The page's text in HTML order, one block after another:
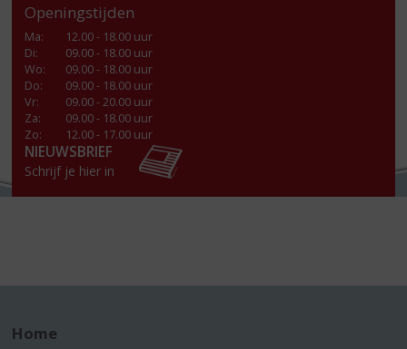
Openingstijden
Ma:
12.00 - 18.00 uur
Di:
09.00 - 18.00 uur
Wo:
09.00 - 18.00 uur
Do:
09.00 - 18.00 uur
Vr:
09.00 - 20.00 uur
Za:
09.00 - 18.00 uur
Zo:
12.00 - 17.00 uur
NIEUWSBRIEF
Schrijf je hier in
Home